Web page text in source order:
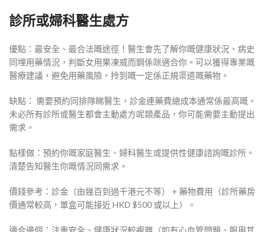
診所或婦科醫生處方
優點：最安全、最合法嘅途徑！醫生會先了解你嘅健康狀況、病史
同埋用藥情況，判斷女用果凍威而鋼係咪適合你。可以獲得專業嘅
醫療建議，避免用藥風險。拎到嘅一定係正規渠道嘅藥物。
缺點： 需要預約同排隊睇醫生，診金連藥費總成本通常係最高嘅。
未必所有診所或醫生都會主動處方呢類產品，你可能需要主動提出
需求。
點樣做：預約你嘅家庭醫生、婦科醫生或提供性健康諮詢嘅診所。
清楚告知醫生你嘅情況同需求。
價錢參考：診金（由幾百到過千港元不等） + 藥物費用（診所藥房
價通常較高，單盒可能接近 HKD $500 或以上）。